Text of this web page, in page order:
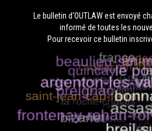
Le bulletin d'OUTLAW est envoyé
informé de toutes les
Pour recevoir ce bulletin